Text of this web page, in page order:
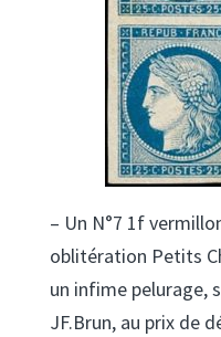
– Un N°7 1f
oblitération Petits
un infime pelurage,
JF.Brun, au prix de